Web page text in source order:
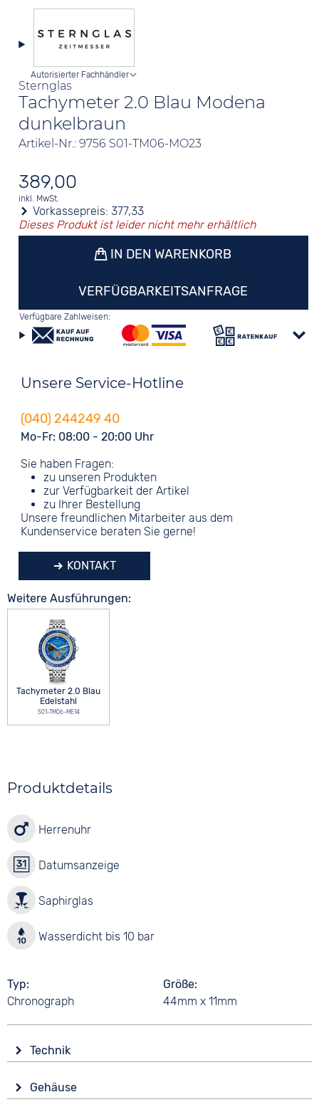
Sternglas
Tachymeter 2.0 Blau Modena
dunkelbraun
Artikel-Nr.: 9756 S01-TM06-MO23
Autorisierter Fachhändler
389,00
inkl. MwSt.
Vorkassepreis:377,33
Dieses Produkt ist leider nicht mehr erhältlich
IN DEN WARENKORB
VERFÜGBARKEITSANFRAGE
Verfügbare Zahlweisen:
Unsere Service-Hotline
(040) 244249 40
Mo-Fr: 08:00 - 20:00 Uhr
Sie haben Fragen:
zu unseren Produkten
zur Verfügbarkeit der Artikel
zu Ihrer Bestellung
Unsere freundlichen Mitarbeiter aus dem
Kundenservice beraten Sie gerne!
KONTAKT
Weitere Ausführungen:
Tachymeter 2.0 Blau
Edelstahl
S01-TM06-ME14
Produktdetails
Herrenuhr
Datumsanzeige
Saphirglas
Wasserdicht bis 10 bar
Typ
Chronograph
Größe
44mm x 11mm
Technik
Batterie (Quarz)
Gehäuse